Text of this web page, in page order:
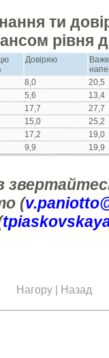
ти
рівня
Довiряю
8,0
20,5
5,6
13,4
17,7
27,7
15,0
25,2
17,2
19,0
9,9 19,9
(
Нагору | Назад